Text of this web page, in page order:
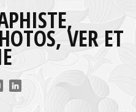
VER ET